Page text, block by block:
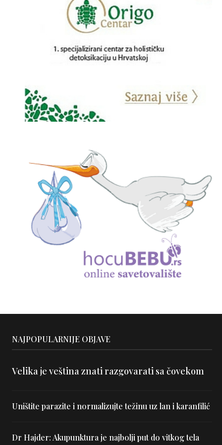
NAJPOPULARNIJE OBJAVE
Velika je veština znati razgovarati sa čovekom
Uništite parazite i normalizujte težinu uz lan i karanfilić
Dr Hajder: Akupunktura je najbolji put do vitkog tela